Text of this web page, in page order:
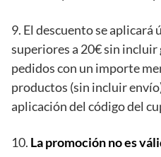
9. El descuento se aplicará
superiores a 20€ sin incluir
pedidos con un importe
productos (sin incluir
aplicación del código del
10. La promoción no es